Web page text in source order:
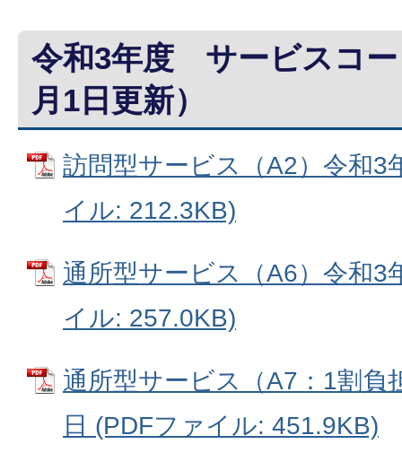
令和3年度 サービスコー
月1日更新）
訪問型サービス（A2）令和3
イル: 212.3KB)
通所型サービス（A6）令和3
イル: 257.0KB)
通所型サービス（A7：1割負
日 (PDFファイル: 451.9KB)